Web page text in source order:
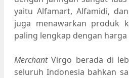
yaitu Alfamart, Alfamidi,
juga menawarkan produk
paling lengkap dengan
MerchantVirgo berada di
seluruh Indonesia bahkan